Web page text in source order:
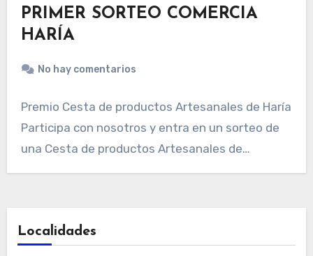
PRIMER SORTEO COMERCIA
HARÍA
No hay comentarios
Premio Cesta de productos Artesanales de Haría
Participa con nosotros y entra en un sorteo de
una Cesta de productos Artesanales de…
Localidades